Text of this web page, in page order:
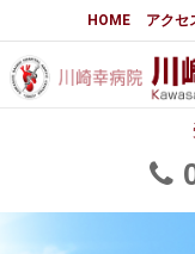
HOME アクセ
大動脈センターについて
はじめに
都道府県別患者マップ